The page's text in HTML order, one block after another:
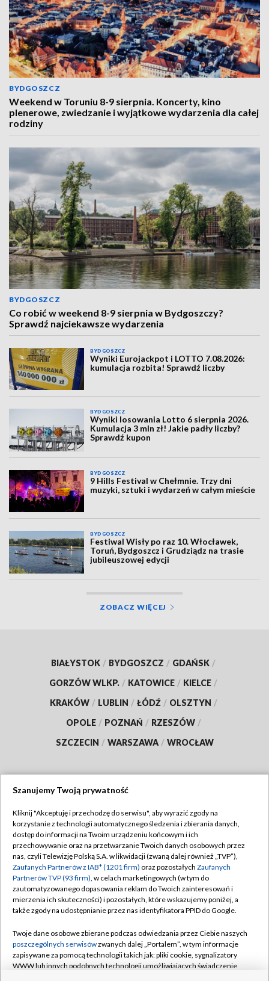
BYDGOSZCZ
Weekend w Toruniu 8-9 sierpnia. Koncerty, kino
plenerowe, zwiedzanie i wyjątkowe wydarzenia dla całej
rodziny
BYDGOSZCZ
Co robić w weekend 8-9 sierpnia w Bydgoszczy?
Sprawdź najciekawsze wydarzenia
BYDGOSZCZ
Wyniki Eurojackpot i LOTTO 7.08.2026:
kumulacja rozbita! Sprawdź liczby
BYDGOSZCZ
Wyniki losowania Lotto 6 sierpnia 2026.
Kumulacja 3 mln zł! Jakie padły liczby?
Sprawdź kupon
BYDGOSZCZ
9 Hills Festival w Chełmnie. Trzy dni
muzyki, sztuki i wydarzeń w całym mieście
BYDGOSZCZ
Festiwal Wisły po raz 10. Włocławek,
Toruń, Bydgoszcz i Grudziądz na trasie
jubileuszowej edycji
ZOBACZ WIĘCEJ
BIAŁYSTOK / BYDGOSZCZ / GDAŃSK /
GORZÓW WLKP. / KATOWICE / KIELCE /
KRAKÓW / LUBLIN / ŁÓDŹ / OLSZTYN /
OPOLE / POZNAŃ / RZESZÓW /
SZCZECIN / WARSZAWA / WROCŁAW
TVP
Abonament TVP
Emisja w TVP
Centrum informacji TVP
Naziemna Telewizja Cyfrowa
Rada Programowa
System NOS
Regulamin TVP
Polityka prywatności
Moje zgody
Pomoc
Kontakt
Szanujemy Twoją prywatność
Kliknij "Akceptuję i przechodzę do serwisu", aby wyrazić zgody na
korzystanie z technologii automatycznego śledzenia i zbierania danych,
dostęp do informacji na Twoim urządzeniu końcowym i ich
przechowywanie oraz na przetwarzanie Twoich danych osobowych przez
nas, czyli Telewizję Polską S.A. w likwidacji (zwaną dalej również „TVP”),
Zaufanych Partnerów z IAB* (1201 firm) oraz pozostałych Zaufanych
Partnerów TVP (93 firm), w celach marketingowych (w tym do
zautomatyzowanego dopasowania reklam do Twoich zainteresowań i
mierzenia ich skuteczności) i pozostałych, które wskazujemy poniżej, a
także zgody na udostępnianie przez nas identyfikatora PPID do Google.
Twoje dane osobowe zbierane podczas odwiedzania przez Ciebie naszych
poszczególnych serwisówzwanych dalej „Portalem”, w tym informacje
zapisywane za pomocą technologii takich jak: pliki cookie, sygnalizatory
WWW lub innych podobnych technologii umożliwiających świadczenie